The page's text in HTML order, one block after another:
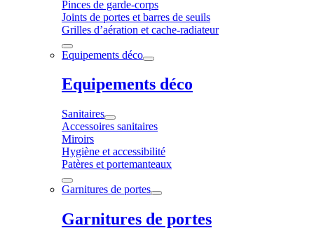
Pinces de garde-corps
Joints de portes et barres de seuils
Grilles d’aération et cache-radiateur
Equipements déco
Equipements déco
Sanitaires
Accessoires sanitaires
Miroirs
Hygiène et accessibilité
Patères et portemanteaux
Garnitures de portes
Garnitures de portes